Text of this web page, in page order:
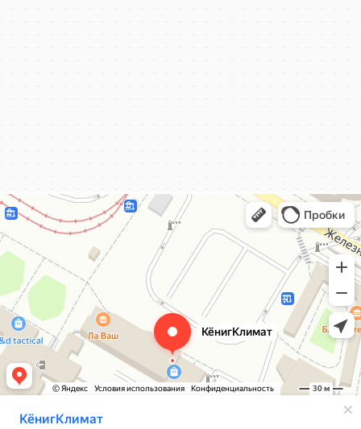
КёнигКлимат
Кондиционеры в Калининграде
Установка кондиционеров в Калининграде